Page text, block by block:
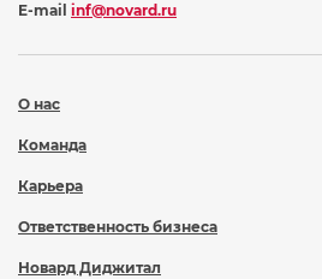
О нас
Команда
Карьера
Ответственность бизнеса
Новард Диджитал
E-mail inf@novard.ru